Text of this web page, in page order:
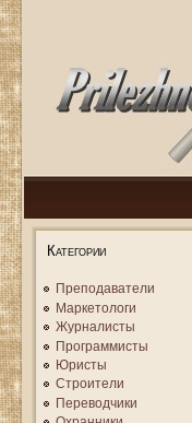
Категории
Преподаватели
Маркетологи
Журналисты
Программисты
Юристы
Строители
Переводчики